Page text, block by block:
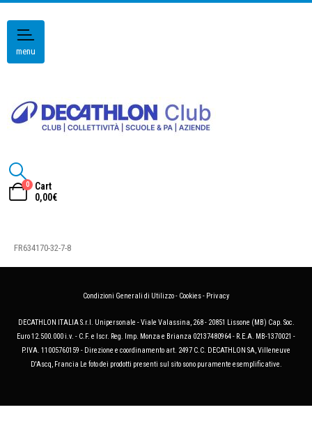
menu
0
Cart
0,00€
FR634170-32-7-8
Condizioni Generali di Utilizzo- Cookies- Privacy
DECATHLON ITALIA S.r.l. Unipersonale - Viale Valassina, 268 - 20851 Lissone (MB) Cap. Soc.
Euro 12.500.000 i.v. - C.F. e Iscr. Reg. Imp. Monza e Brianza 02137480964 - R.E.A. MB-1370021 -
P.IVA. 11005760159 - Direzione e coordinamento art. 2497 C.C. DECATHLON SA, Villeneuve
D'Ascq, Francia Le foto dei prodotti presenti sul sito sono puramente esemplificative.